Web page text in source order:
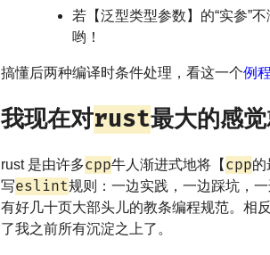
若【泛型类型参数】的“实参”
哟！
搞懂后两种编译时条件处理，看这一个例程
我现在对rust最大的感觉
rust 是由许多cpp牛人渐进式地将【 cpp的
写eslint规则：一边实践，一边踩坑，
有好几十页大部头儿的教条编程规范。相
了我之前所有沉淀之上了。